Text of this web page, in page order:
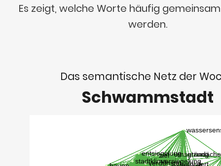
Es zeigt, welche Worte häufig
werden.
Das semantische Netz der
Schwammstadt